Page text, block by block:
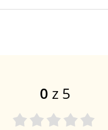
0 z 5